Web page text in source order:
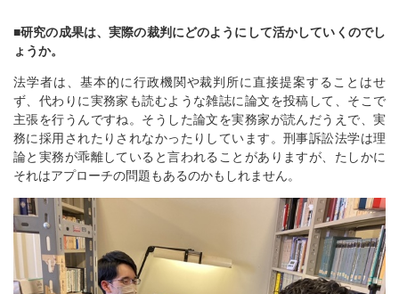
■研究の成果は、実際の裁判にどのようにして活かしていくのでし
ょうか。
法学者は、基本的に行政機関や裁判所に直接提案することはせ
ず、代わりに実務家も読むような雑誌に論文を投稿して、そこで
主張を行うんですね。そうした論文を実務家が読んだうえで、実
務に採用されたりされなかったりしています。刑事訴訟法学は理
論と実務が乖離していると言われることがありますが、たしかに
それはアプローチの問題もあるのかもしれません。